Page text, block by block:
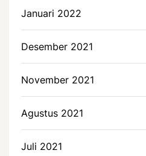
Januari 2022
Desember 2021
November 2021
Agustus 2021
Juli 2021